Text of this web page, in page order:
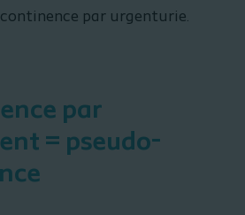
par urgenturie.
par
= pseudo-